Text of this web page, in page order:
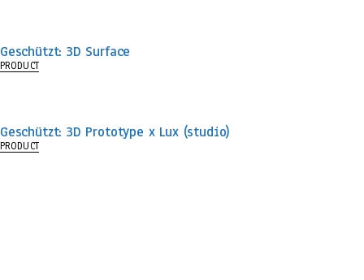
Geschützt: 3D Surface
PRODUCT
Geschützt: 3D Prototype x Lux (studio)
PRODUCT